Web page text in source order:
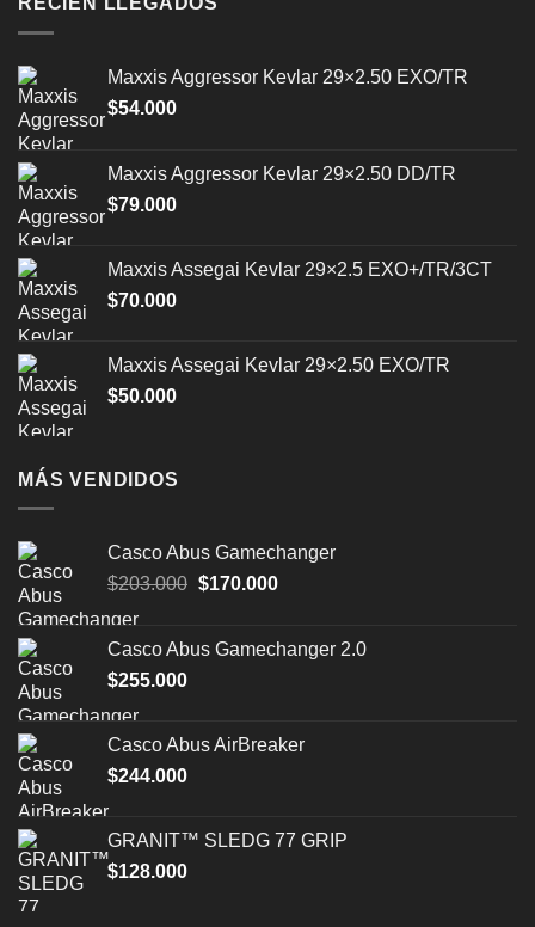
la
Maxxis Aggressor Kevlar 29×2.50 EXO/TR
$54.000
Maxxis Aggressor Kevlar 29×2.50 DD/TR
$79.000
Maxxis Assegai Kevlar 29×2.5 EXO+/TR/3CT
$70.000
Maxxis Assegai Kevlar 29×2.50 EXO/TR
$50.000
MÁS VENDIDOS
Casco Abus Gamechanger
$203.000 El
era:
$170.000El
es:
Casco Abus Gamechanger 2.0
$255.000
Casco Abus AirBreaker
$244.000
GRANIT™ SLEDG 77 GRIP
$128.000